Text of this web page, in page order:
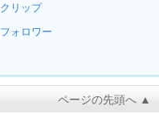
クリップ
フォロワー
ページの先頭へ ▲